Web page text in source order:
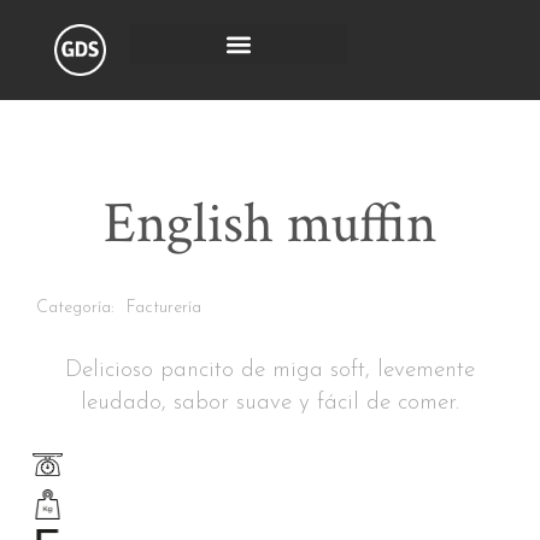
English muffin
Categoría: Facturería
Delicioso pancito de miga soft, levemente
leudado, sabor suave y fácil de comer.